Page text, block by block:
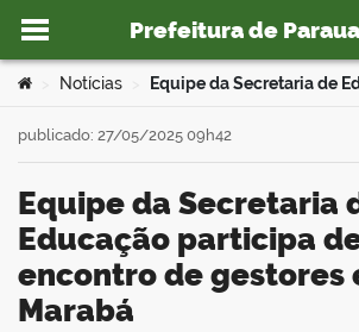
Ir para o conteúdo
Prefeitura de
portal
Você está aqui:
Notícias
Equipe da Secretaria de
Educação participa
encontro de gestores
Marabá
publicado: 27/05/2025 09h42